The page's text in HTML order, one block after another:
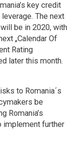
key credit
The next
be in 2020, with
„Calendar Of
Rating
later this month.
to Romania´s
be
Romania’s
implement further